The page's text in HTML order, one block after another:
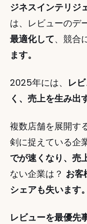
ジネスインテリジ
は、レビューのデ
最適化して、競合
ます。
2025年には、 レ
く、売上を生み出
複数店舗を展開す
剣に捉えている企
でが速くなり、売
ない企業は？ お客
シェアも失います。
レビューを最優先